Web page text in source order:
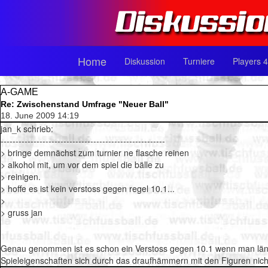
Home Diskussion Turniere Players
A-GAME
Re: Zwischenstand Umfrage "Neuer Ball"
18. June 2009 14:19
jan_k schrieb:
-------------------------------------------------------
> bringe demnächst zum turnier ne flasche reinen
> alkohol mit, um vor dem spiel die bälle zu
> reinigen.
> hoffe es ist kein verstoss gegen regel 10.1...
>
> gruss jan
Genau genommen ist es schon ein Verstoss gegen 10.1 wenn man
Spieleigenschaften sich durch das draufhämmern mit den Figuren